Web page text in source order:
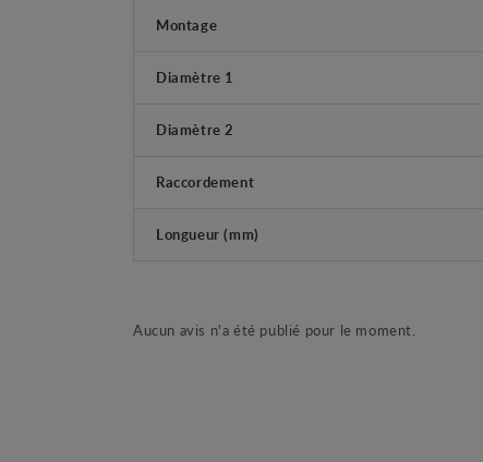
Montage
Diamètre 1
Diamètre 2
Raccordement
Longueur (mm)
Aucun avis n'a été publié pour le moment.